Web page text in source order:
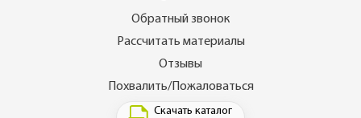
Обратный звонок
Рассчитать материалы
Отзывы
Похвалить/Пожаловаться
Скачать каталог